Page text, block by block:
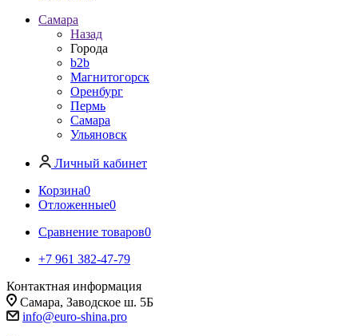
Самара
Назад
Города
b2b
Магнитогорск
Оренбург
Пермь
Самара
Ульяновск
Личный кабинет
Корзина0
Отложенные0
Сравнение товаров0
+7 961 382-47-79
Контактная информация
Самара, Заводское ш. 5Б
info@euro-shina.pro